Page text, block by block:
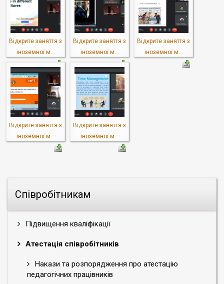
Співробітникам
Підвищення кваліфікації
Атестація співробітників
Накази та розпорядження про атестацію
педагогічних працівників
Відкрите заняття з
іноземної м...
Відкрите заняття з
іноземної м...
Відкрите заняття з
іноземної м...
Відкрите заняття з
іноземної м...
Відкрите заняття з
іноземної м...